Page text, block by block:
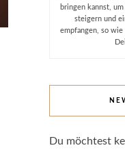
bringen kannst,
steigern und
empfangen, so wie
Du möchtest